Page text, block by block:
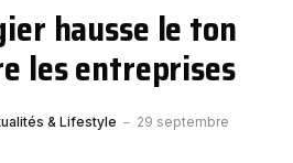
hausse le ton
les entreprises
& Lifestyle
29 septembre